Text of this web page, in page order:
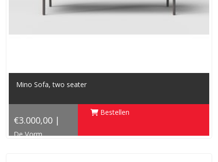
Mino Sofa, two seater
€3.000,00 |
De Vorm
Bestellen